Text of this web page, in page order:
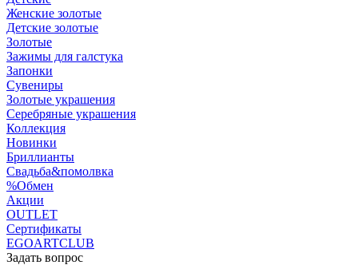
Женские золотые
Детские золотые
Золотые
Зажимы для галстука
Запонки
Сувениры
Золотые украшения
Серебряные украшения
Коллекция
Новинки
Бриллианты
Свадьба&помолвка
%Обмен
Акции
OUTLET
Сертификаты
EGOARTCLUB
Задать вопрос